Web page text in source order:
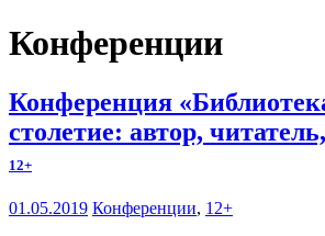
Конференции
Конференция
столетие: автор,
12+
01.05.2019 Конференции, 12+